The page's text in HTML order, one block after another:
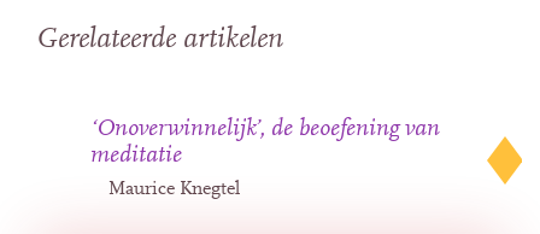
Gerelateerde artikelen
‘Onoverwinnelijk’, de beoefening van
meditatie
Maurice Knegtel